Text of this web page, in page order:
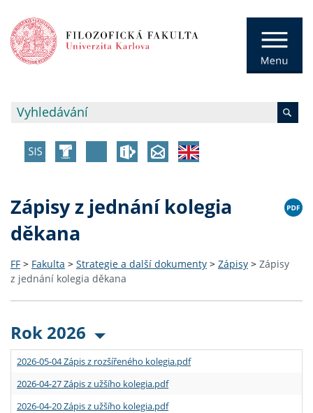
Zápisy z jednání kolegia
děkana
FF > Fakulta > Strategie a další dokumenty > Zápisy > Zápisy
z jednání kolegia děkana
Rok 2026
2026-05-04 Zápis z rozšířeného kolegia.pdf
2026-04-27 Zápis z užšího kolegia.pdf
2026-04-20 Zápis z užšího kolegia.pdf